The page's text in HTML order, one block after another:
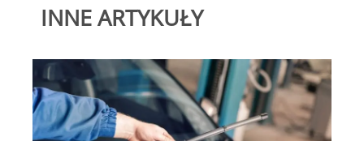
INNE ARTYKUŁY